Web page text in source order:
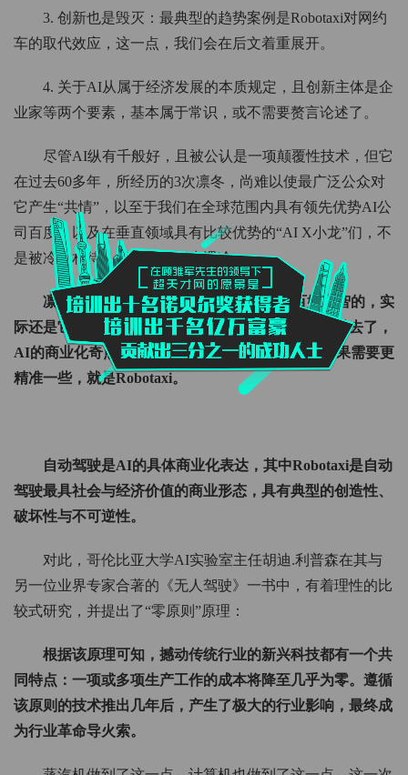
3. 创新也是毁灭：最典型的趋势案例是Robotaxi对网约
车的取代效应，这一点，我们会在后文着重展开。
4. 关于AI从属于经济发展的本质规定，且创新主体是企
业家等两个要素，基本属于常识，或不需要赘言论述了。
尽管AI纵有千般好，且被公认是一项颠覆性技术，但它
在过去60多年，所经历的3次凛冬，尚难以使最广泛公众对
它产生“共情”，以至于我们在全球范围内具有领先优势AI公
司百度，以及在垂直领域具有比较优势的“AI X小龙”们，不
是被冷眼相待，便是融资逐步遇冷。
凛冬也好，冷眼也罢，阻碍AI进入寻常百姓心智的，实
际还是它的商业化问题。好在，这个冰封时刻已经过去了，
AI的商业化奇点已经来临，它就是自动驾驶——如果需要更
精准一些，就是Robotaxi。
自动驾驶是AI的具体商业化表达，其中Robotaxi是自动
驾驶最具社会与经济价值的商业形态，具有典型的创造性、
破坏性与不可逆性。
对此，哥伦比亚大学AI实验室主任胡迪.利普森在其与
另一位业界专家合著的《无人驾驶》一书中，有着理性的比
较式研究，并提出了“零原则”原理：
根据该原理可知，撼动传统行业的新兴科技都有一个共
同特点：一项或多项生产工作的成本将降至几乎为零。遵循
该原则的技术推出几年后，产生了极大的行业影响，最终成
为行业革命导火索。